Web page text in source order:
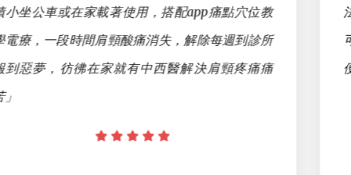
法到診間的不便，使用時搭配熱敷，效果不錯，還
可以康復特波量測功能跟治療師討論，非常方
便。」